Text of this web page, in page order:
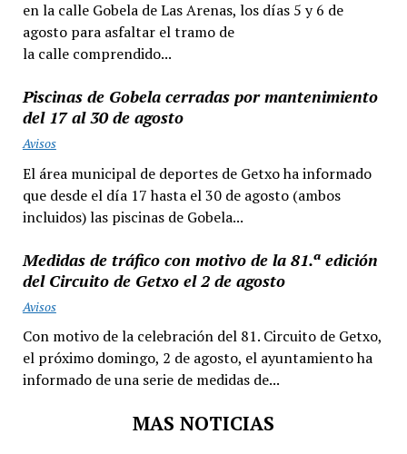
en la calle Gobela de Las Arenas, los días 5 y 6 de
agosto para asfaltar el tramo de
la calle comprendido...
Piscinas de Gobela cerradas por mantenimiento
del 17 al 30 de agosto
Avisos
El área municipal de deportes de Getxo ha informado
que desde el día 17 hasta el 30 de agosto (ambos
incluidos) las piscinas de Gobela...
Medidas de tráfico con motivo de la 81.ª edición
del Circuito de Getxo el 2 de agosto
Avisos
Con motivo de la celebración del 81. Circuito de Getxo,
el próximo domingo, 2 de agosto, el ayuntamiento ha
informado de una serie de medidas de...
MAS NOTICIAS